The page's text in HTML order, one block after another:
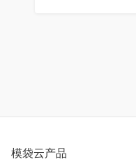
模袋云产品